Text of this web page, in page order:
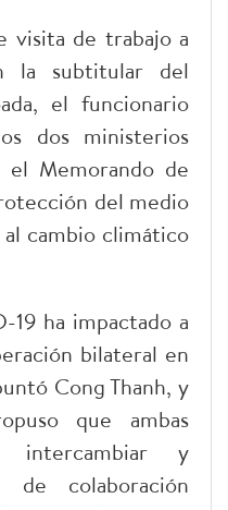
visita de trabajo a
la subtitular del
el funcionario
dos ministerios
el Memorando de
del medio
cambio climático
19 ha impactado a
bilateral en
Cong Thanh, y
que ambas
intercambiar y
de colaboración